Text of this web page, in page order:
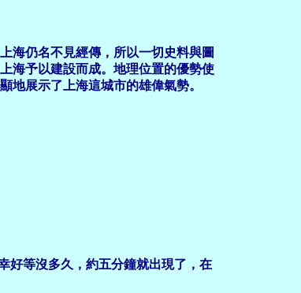
海仍名不見經傳，所以一切史料與圖
海予以建設而成。地理位置的優勢使
地展示了上海這城市的雄偉氣勢。
好等沒多久，約五分鐘就出現了，在